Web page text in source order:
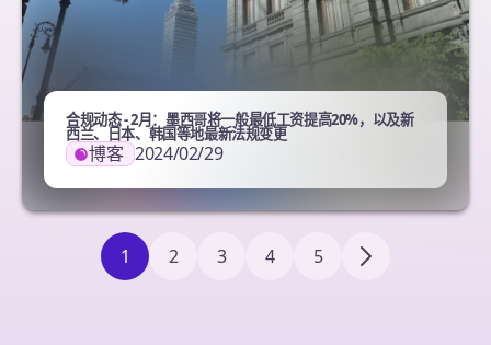
合规动态 - 2月：墨西哥将一般最低工资提高20%，以及新
西兰、日本、韩国等地最新法规变更
博客 2024/02/29
1 2 3 4 5